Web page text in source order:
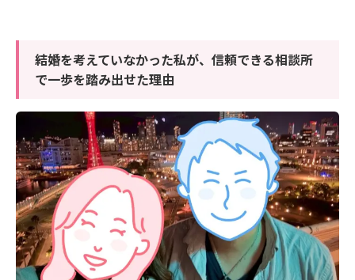
結婚を考えていなかった私が、信頼できる相談所
で一歩を踏み出せた理由